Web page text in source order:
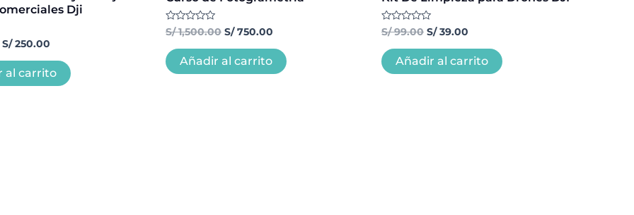
Dji
S/250.00
al carrito
Valorado
con
de
5
S/1,500.00 S/750.00
Añadir al carrito
Valorado
con
de
5
S/99.00 S/39.00
Añadir al carrito